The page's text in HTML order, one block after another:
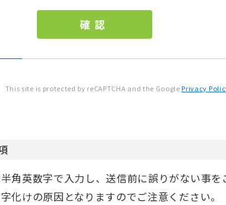
This site is protected by reCAPTCHA and the GooglePrivacy
角英数字で入力し、送信前に誤りがない事を
化けの原因となりますのでご注意ください。